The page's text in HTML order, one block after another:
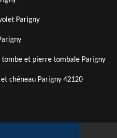
Parigny
et pierre tombale Parigny
chéneau Parigny 42120